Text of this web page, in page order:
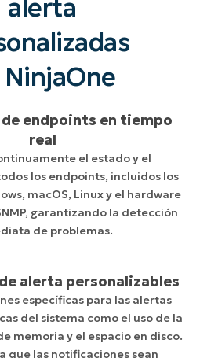
alerta
endpoints en tiempo
real
el estado y el
los endpoints, incluidos los
macOS, Linux y el hardware
garantizando la detección
de problemas.
alerta personalizables
específicas para las alertas
del sistema como el uso de la
memoria y el espacio en disco.
que las notificaciones sean